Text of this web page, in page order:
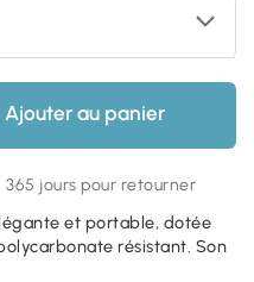
Ajouter au panier
365 jours pour retourner
et portable, dotée
résistant. Son